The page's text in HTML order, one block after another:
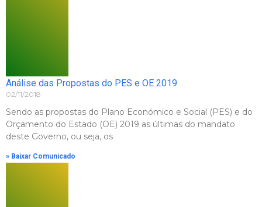
Análise das Propostas do PES e OE 2019
02/11/2018
Sendo as propostas do Plano Económico e Social (PES) e do
Orçamento do Estado (OE) 2019 as últimas do mandato
deste Governo, ou seja, os
» Baixar Comunicado